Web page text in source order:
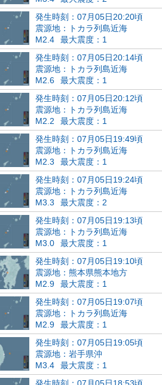
発生時刻：07月05日20:20頃
震源地：トカラ列島近海
M2.4
最大震度：1
発生時刻：07月05日20:14頃
震源地：トカラ列島近海
M2.6
最大震度：1
発生時刻：07月05日20:12頃
震源地：トカラ列島近海
M2.2
最大震度：1
発生時刻：07月05日19:49頃
震源地：トカラ列島近海
M2.3
最大震度：1
発生時刻：07月05日19:24頃
震源地：トカラ列島近海
M3.3
最大震度：2
発生時刻：07月05日19:13頃
震源地：トカラ列島近海
M3.0
最大震度：1
発生時刻：07月05日19:10頃
震源地：熊本県熊本地方
M2.9
最大震度：1
発生時刻：07月05日19:07頃
震源地：トカラ列島近海
M2.9
最大震度：1
発生時刻：07月05日19:05頃
震源地：岩手県沖
M3.4
最大震度：1
発生時刻：07月05日18:53頃